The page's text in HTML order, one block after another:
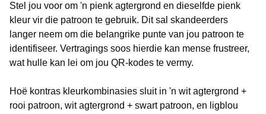
Stel jou voor om 'n pienk agtergrond en dieselfde pienk
kleur vir die patroon te gebruik. Dit sal skandeerders
langer neem om die belangrike punte van jou patroon te
identifiseer. Vertragings soos hierdie kan mense frustreer,
wat hulle kan lei om jou QR-kodes te vermy.
Hoë kontras kleurkombinasies sluit in 'n wit agtergrond +
rooi patroon, wit agtergrond + swart patroon, en ligblou